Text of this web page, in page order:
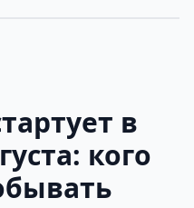
в
кого